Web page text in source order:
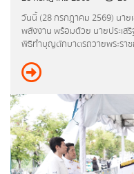
สถานการณ์พลังงาน
สถานการณ์ภาพรวมพลัง
รายงานสถิติพลังงานรายปี
นามถวายพระพรพระบาท
วันเฉลิมพระชนมพรรษา
วันนี้ (28 กรกฎาคม 2569) นา
พลังงาน พร้อมด้วย นายประเส
พิธีทำบุญตักบาตรถวายพระรา
พระบาทสมเด็จพระเจ้าอยู่หัว ณ ท้องสนามหลวง
กระทรวงพลังงาน ทูลเกล้าฯถว
พระบาทสมเด็จพระเจ้าอยู่หัว ณ
มหาราชวัง